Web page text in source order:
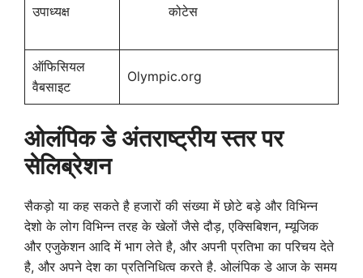
उपाध्यक्ष
कोटेस
ऑफिसियल
वैबसाइट
Olympic.org
ओलंपिक डे अंतराष्ट्रीय स्तर पर
सेलिब्रेशन
सैकड़ो या कह सकते है हजारों की संख्या में छोटे बड़े और विभिन्न
देशो के लोग विभिन्न तरह के खेलों जैसे दौड़, एक्सिबिशन, म्यूजिक
और एजुकेशन आदि में भाग लेते है, और अपनी प्रतिभा का परिचय देते
है, और अपने देश का प्रतिनिधित्व करते है. ओलंपिक डे आज के समय